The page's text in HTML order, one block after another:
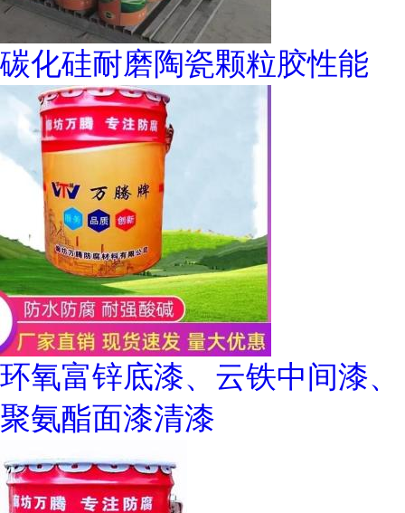
碳化硅耐磨陶瓷颗粒胶性能
环氧富锌底漆、云铁中间漆、
聚氨酯面漆清漆